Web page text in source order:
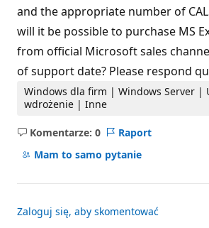
t
c
i
and the appropriate number of
will it be possible to purchase MS
from official Microsoft sales
of support date? Please respond
Windows dla firm | Windows Server |
wdrożenie | Inne
Komentarze: 0
Brak
komentarzy
Raport
Mam to samo pytanie
Zaloguj się, aby skomentować